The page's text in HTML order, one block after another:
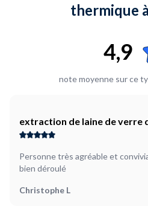
thermique
4,9
note moyenne sur ce
extraction de laine de verre
Personne très agréable et
bien déroulé
Christophe L